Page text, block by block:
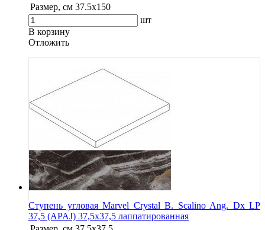
Размер, см 37.5x150
шт
В корзину
Oтложить
Ступень угловая Marvel Crystal B. Scalino Ang. Dx LP
37,5 (APAJ) 37,5x37,5 лаппатированная